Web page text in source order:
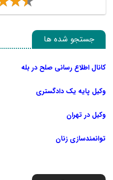
جستجو شده ها
کانال اطلاع رسانی صلح در بله
وکیل پایه یک دادگستری
وکیل در تهران
توانمندسازی زنان